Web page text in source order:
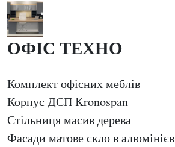
ОФІС ТЕХНО
Комплект офісних меблів
Корпус ДСП Kronospan
Стільниця масив дерева
Фасади матове скло в